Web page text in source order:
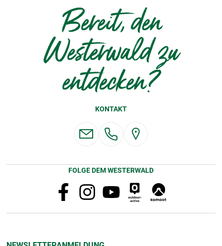
Bereit, den
Westerwald zu
entdecken?
KONTAKT
FOLGE DEM WESTERWALD